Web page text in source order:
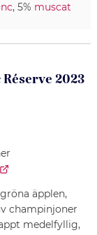
, 5% muscat
2023
äpplen,
champinjoner
medelfyllig,